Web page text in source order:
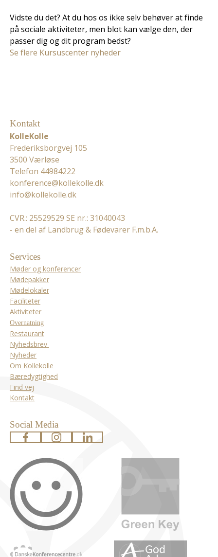
Vidste du det? At du hos os ikke selv behøver at finde
på sociale aktiviteter, men blot kan vælge den, der
passer dig og dit program bedst?
Se flere Kursuscenter nyheder
Kontakt
KolleKolle
Frederiksborgvej 105
3500 Værløse
Telefon 44984222
konference@kollekolle.dk
info@kollekolle.dk
CVR.: 25529529 SE nr.: 31040043
- en del af Landbrug & Fødevarer F.m.b.A.
Services
Møder og konferencer
Mødepakker
Mødelokaler
Faciliteter
Aktiviteter
Overnatning
Restaurant
Nyhedsbrev
Nyheder
Om Kollekolle
Bæredygtighed
Find vej
Kontakt
Social Media
www.facebook.com
www.instagram.com
www.linkedin.com